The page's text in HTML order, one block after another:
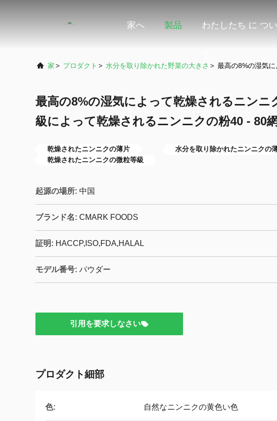
家へ 製品 わたしたち に つい
家> プロダクト > 水分を取り除かれた野菜の大きさ > 最高の8%の湿気
最高の8%の湿気によって乾燥されるニンニ
級によって乾燥されるニンニクの粉40 - 80網
乾燥されたニンニクの薄片
水分を取り除かれたニンニクの
乾燥されたニンニクの微粒等級
起源の場所: 中国
ブランド名: CMARK FOODS
証明: HACCP,ISO,FDA,HALAL
モデル番号: パウダー
引用を要求しなさい
プロダクト細部
色: 自然なニンニクの黄色い色